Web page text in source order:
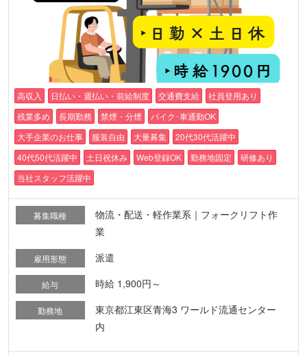
高収入 日払い・週払い・前給制度 交通費支給
社員登用あり
残業多め
長期勤務 禁煙・分煙
バイク･車通勤OK
大手企業のお仕事
服装自由 大量募集
20代30代活躍中
40代50代活躍中
土日祝休み Web登録OK 勤務地固定
研修あり
当社スタッフ活躍中
募集職種
物流・配送・軽作業系｜フォークリフト作
業
雇用形態 派遣
給与 時給 1,900円～
勤務地
東京都江東区青海3 ワールド流通センター
内